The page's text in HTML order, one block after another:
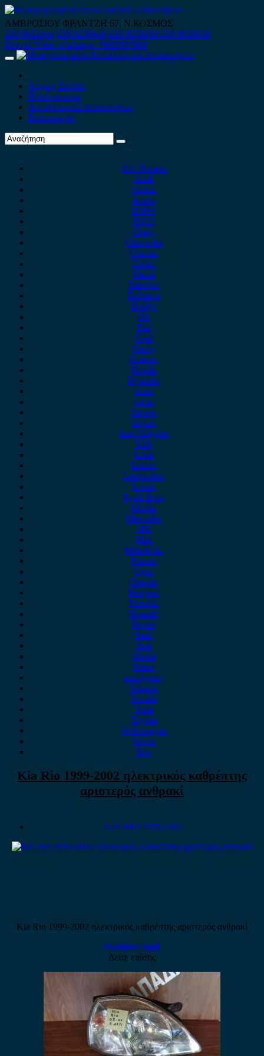
Skip
to
content
ΑΜΒΡΟΣΙΟΥ ΦΡΑΝΤΖΗ 67, Ν.ΚΟΣΜΟΣ
210 9012444 210 9239148 210 9238158 210 9026839
Κινητό-Viber-whatsapp : 6980507900
Primary
Αρχική Σελίδα
Ποιοί είμαστε
Ανταλλακτικά Αυτοκινήτων
Επικοινωνία
Alfa Romeo
Audi
Austin
Acura
BMW
BYD
Chery
Chevrolet
Citroen
Cupra
Dacia
Daewoo
Daihatsu
Dodge
DS
Fiat
Ford
Geely
Gonow
Honda
Hyundai
Isuzu
iveco
Jaecoo
Jaguar
Jeep Chrysler
KIA
Lada
Lancia
Leapmotor
Lexus
Lynk & co
Mazda
Mercedes
MG
Mini
Mitsubishi
Nissan
Opel
Omoda
Peugeot
Porsche
Renault
Rover
Saab
Seat
Skoda
Smart
ssangyong
Subaru
Suzuki
Tesla
Toyota
Volkswagen
Volvo
Xev
Kia Rio 1999-2002 ηλεκτρικός καθρέπτης
αριστερός ανθρακί
KIA RIO 1999-2005
Kia Rio 1999-2002 ηλεκτρικός καθρέπτης αριστερός ανθρακί
Ρωτήστε τιμή
Δείτε επίσης